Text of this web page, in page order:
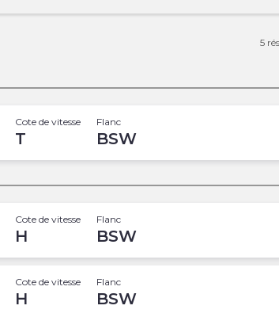
5
Cote de vitesse
T
Flanc
BSW
Cote de vitesse
H
Flanc
BSW
Cote de vitesse
H
Flanc
BSW